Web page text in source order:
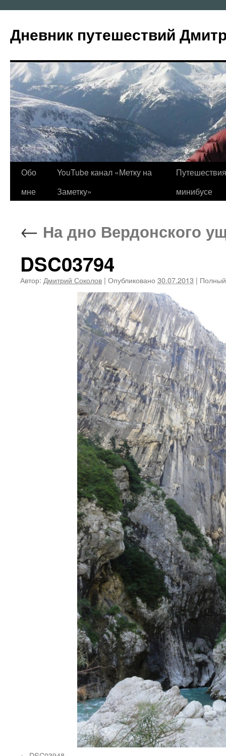
содержимому
Дневник путешествий
Обо
мне
YouTube канал «Метку на
Заметку»
минибусе
← На дно Вердонского
DSC03794
Автор: Дмитрий Соколов | Опубликовано 30.07.2013 |